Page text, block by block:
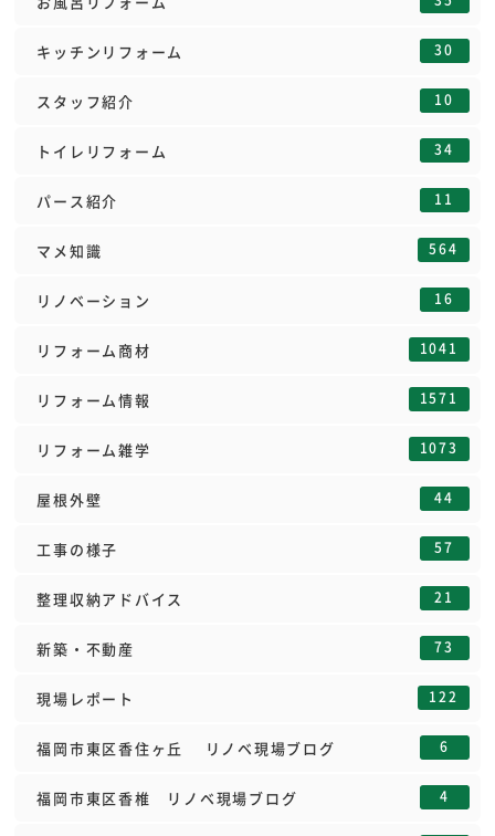
キッチンリフォーム 30
スタッフ紹介 10
トイレリフォーム 34
パース紹介 11
マメ知識 564
リノベーション 16
リフォーム商材 1041
リフォーム情報 1571
リフォーム雑学 1073
屋根外壁 44
工事の様子 57
整理収納アドバイス 21
新築・不動産 73
現場レポート 122
福岡市東区香住ヶ丘 リノベ現場ブログ 6
福岡市東区香椎 リノベ現場ブログ 4